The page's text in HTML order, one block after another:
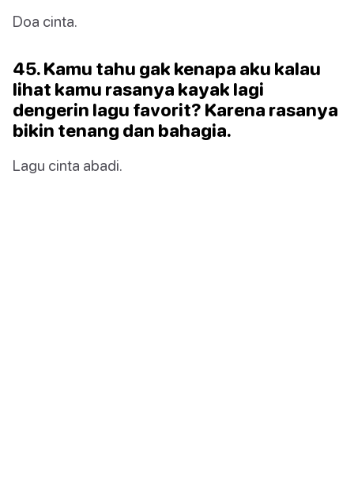
Doa cinta.
45. Kamu tahu gak kenapa aku kalau
lihat kamu rasanya kayak lagi
dengerin lagu favorit? Karena rasanya
bikin tenang dan bahagia.
Lagu cinta abadi.